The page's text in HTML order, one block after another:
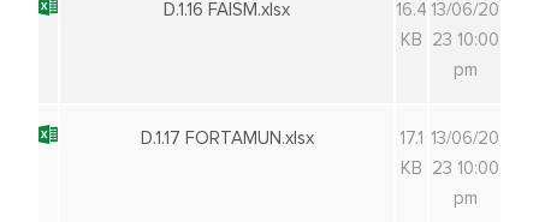
D.1.16 FAISM.xlsx
16.4
KB
13/06/20
23 10:00
pm
D.1.17 FORTAMUN.xlsx
17.1
KB
13/06/20
23 10:00
pm